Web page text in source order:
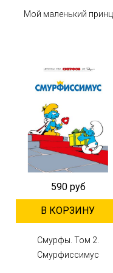
Мой маленький принц
590 руб
В КОРЗИНУ
Смурфы. Том 2.
Смурфиссимус